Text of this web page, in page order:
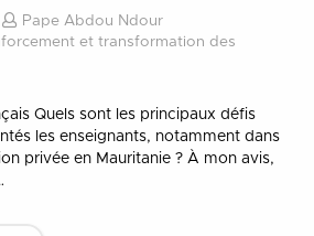
Pape Abdou Ndour
et transformation des
Quels sont les principaux défis
les enseignants, notamment dans
privée en Mauritanie ? À mon avis,